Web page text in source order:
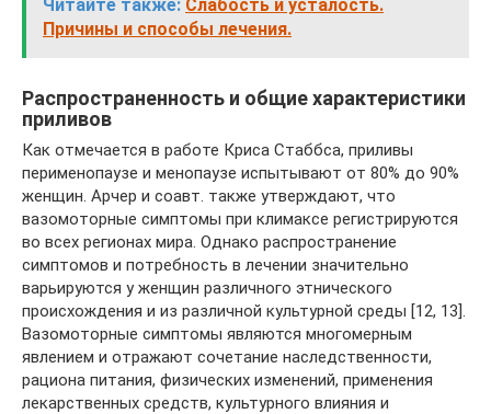
Читайте также: Слабость и усталость.
Причины и способы лечения.
Распространенность и общие характеристики
приливов
Как отмечается в работе Криса Стаббса, приливы
перименопаузе и менопаузе испытывают от 80% до 90%
женщин. Арчер и соавт. также утверждают, что
вазомоторные симптомы при климаксе регистрируются
во всех регионах мира. Однако распространение
симптомов и потребность в лечении значительно
варьируются у женщин различного этнического
происхождения и из различной культурной среды [12, 13].
Вазомоторные симптомы являются многомерным
явлением и отражают сочетание наследственности,
рациона питания, физических изменений, применения
лекарственных средств, культурного влияния и